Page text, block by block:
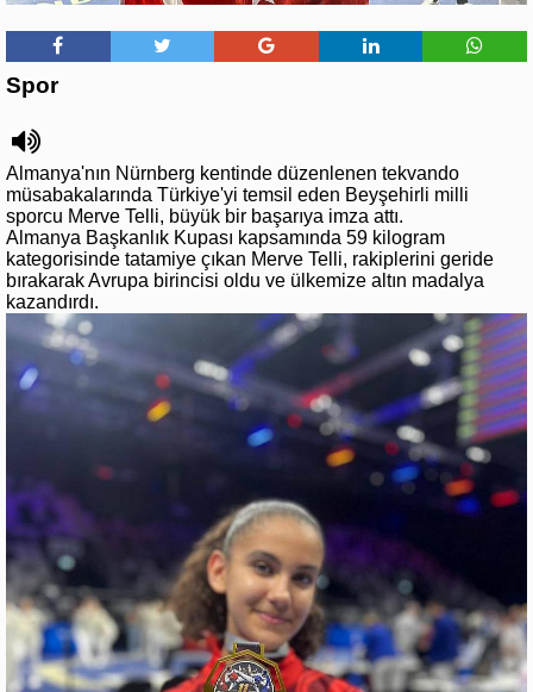
Spor
Almanya'nın Nürnberg kentinde düzenlenen tekvando
müsabakalarında Türkiye'yi temsil eden Beyşehirli milli
sporcu Merve Telli, büyük bir başarıya imza attı.
Almanya Başkanlık Kupası kapsamında 59 kilogram
kategorisinde tatamiye çıkan Merve Telli, rakiplerini geride
bırakarak Avrupa birincisi oldu ve ülkemize altın madalya
kazandırdı.